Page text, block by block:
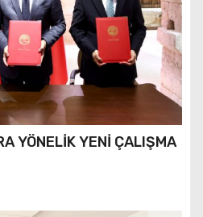
YÖNELİK YENİ ÇALIŞMA